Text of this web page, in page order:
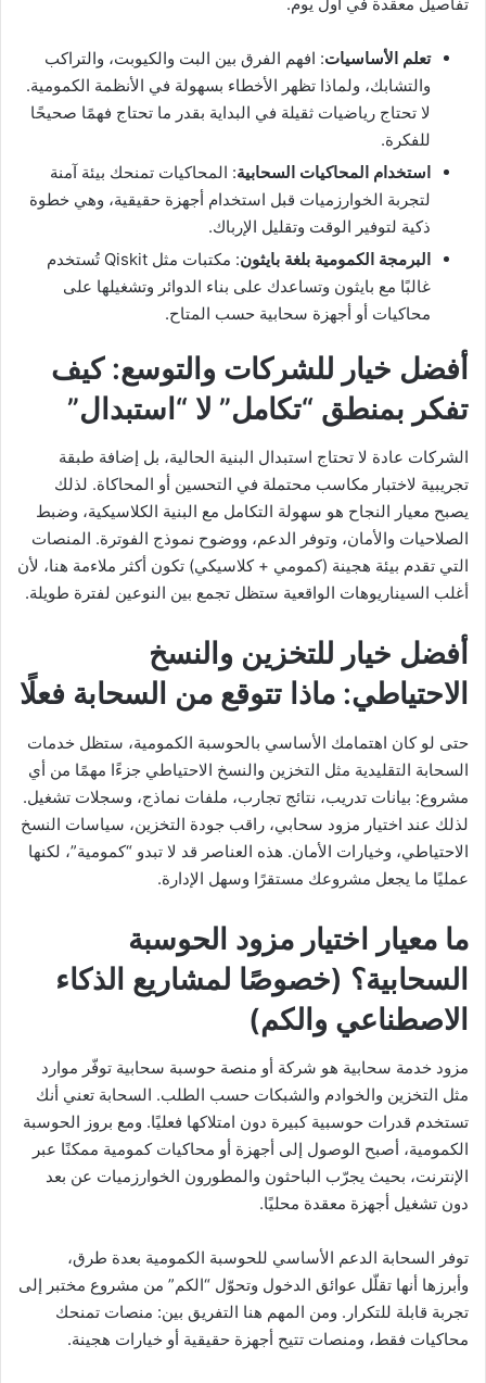
تعلم الأساسيات: افهم الفرق بين البت والكيوبت، والتراكب
والتشابك، ولماذا تظهر الأخطاء بسهولة في الأنظمة الكمومية.
لا تحتاج رياضيات ثقيلة في البداية بقدر ما تحتاج فهمًا صحيحًا
للفكرة.
استخدام المحاكيات السحابية: المحاكيات تمنحك بيئة آمنة
لتجربة الخوارزميات قبل استخدام أجهزة حقيقية، وهي خطوة
ذكية لتوفير الوقت وتقليل الإرباك.
البرمجة الكمومية بلغة بايثون
: مكتبات مثل Qiskit تُستخدم
غالبًا مع بايثون وتساعدك على بناء الدوائر وتشغيلها على
محاكيات أو أجهزة سحابية حسب المتاح.
أفضل خيار للشركات والتوسع: كيف
تفكر بمنطق “تكامل” لا “استبدال”
الشركات عادة لا تحتاج استبدال البنية الحالية، بل إضافة طبقة
تجريبية لاختبار مكاسب محتملة في التحسين أو المحاكاة. لذلك
يصبح معيار النجاح هو سهولة التكامل مع البنية الكلاسيكية، وضبط
الصلاحيات والأمان، وتوفر الدعم، ووضوح نموذج الفوترة. المنصات
التي تقدم بيئة هجينة (كمومي + كلاسيكي) تكون أكثر ملاءمة هنا، لأن
أغلب السيناريوهات الواقعية ستظل تجمع بين النوعين لفترة طويلة.
أفضل خيار للتخزين والنسخ
الاحتياطي: ماذا تتوقع من السحابة فعلًا
حتى لو كان اهتمامك الأساسي بالحوسبة الكمومية، ستظل خدمات
السحابة التقليدية مثل التخزين والنسخ الاحتياطي جزءًا مهمًا من أي
مشروع: بيانات تدريب، نتائج تجارب، ملفات نماذج، وسجلات تشغيل.
لذلك عند اختيار مزود سحابي، راقب جودة التخزين، سياسات النسخ
الاحتياطي، وخيارات الأمان. هذه العناصر قد لا تبدو “كمومية”، لكنها
عمليًا ما يجعل مشروعك مستقرًا وسهل الإدارة.
ما معيار اختيار مزود الحوسبة
السحابية؟ (خصوصًا لمشاريع الذكاء
الاصطناعي والكم)
مزود خدمة سحابية هو شركة أو منصة حوسبة سحابية توفّر موارد
مثل التخزين والخوادم والشبكات حسب الطلب. السحابة تعني أنك
تستخدم قدرات حوسبية كبيرة دون امتلاكها فعليًا. ومع بروز الحوسبة
الكمومية، أصبح الوصول إلى أجهزة أو محاكيات كمومية ممكنًا عبر
الإنترنت، بحيث يجرّب الباحثون والمطورون الخوارزميات عن بعد
دون تشغيل أجهزة معقدة محليًا.
توفر السحابة الدعم الأساسي للحوسبة الكمومية بعدة طرق،
وأبرزها أنها تقلّل عوائق الدخول وتحوّل “الكم” من مشروع مختبر إلى
تجربة قابلة للتكرار. ومن المهم هنا التفريق بين: منصات تمنحك
محاكيات فقط، ومنصات تتيح أجهزة حقيقية أو خيارات هجينة.